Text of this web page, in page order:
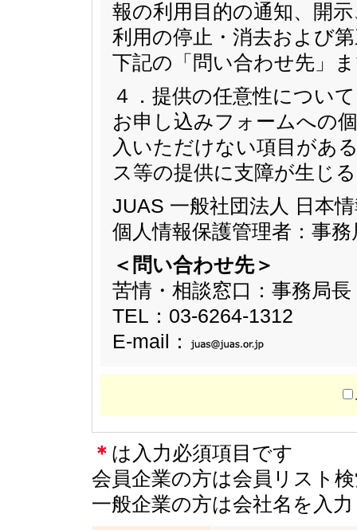
報の利用目的の通知、開
利用の停止・消去および
下記の「問い合わせ先」
４．提供の任意性について
お申し込みフォームへの
入いただけない項目があ
ス等の提供に支障が生じ
JUAS 一般社団法人 日本
個人情報保護管理者：事
＜問い合わせ先＞
苦情・相談窓口：事務
TEL：03-6264-1312
E-mail：
＊ は入力必須項目です
会員企業の方は会員リスト
一般企業の方は会社名を入